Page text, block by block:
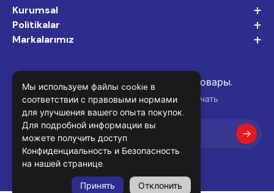
Kurumsal +
Politikalar +
Markalarımız +
Подпишитесь и не пропустите новые товары.
Подпишитесь на нашу рассылку, чтобы получать
последние новости и предложения.
Мы используем файлы cookie в
соответствии с правовыми нормами
для улучшения вашего опыта покупок.
Для подробной информации вы
можете получить доступ
Конфиденциальность и Безопасность
на нашей странице.
Принять
Отклонить